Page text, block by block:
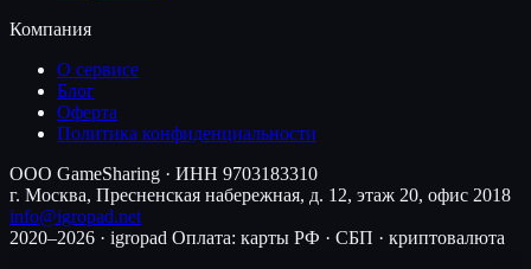
Компания
О сервисе
Блог
Оферта
Политика конфиденциальности
ООО GameSharing · ИНН 9703183310
г. Москва, Пресненская набережная, д. 12, этаж 20, офис 2018
info@igropad.net
2020–2026 · igropad Оплата: карты РФ · СБП · криптовалюта